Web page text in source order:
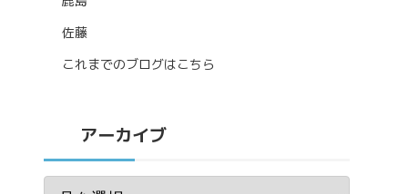
佐藤
これまでのブログはこちら
アーカイブ